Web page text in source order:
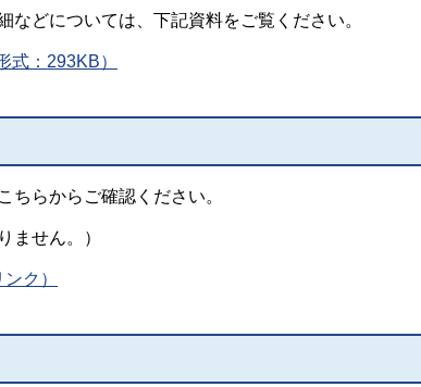
どについては、下記資料をご覧ください。
：293KB）
ちらからご確認ください。
ません。）
ク）